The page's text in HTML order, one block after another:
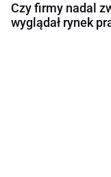
Czy firmy nadal
wyglądał rynek